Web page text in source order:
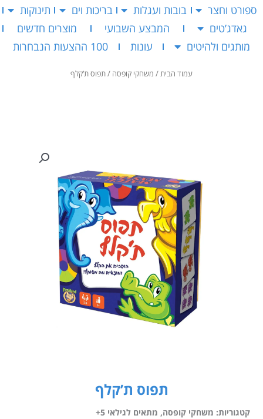
ספורט וחצר
בובות ועגלות בריכות וים
תינוקות
גאדג’טים
המבצע השבועי
מוצרים חדשים
מותגים ולהיטים
עונות 100 ההצעות הנבחרות
עמוד הבית/ משחקי קופסה / תפוס ת’קלף
תפוס ת’קלף
קטגוריות: משחקי קופסה, מתאים לגילאי 5+